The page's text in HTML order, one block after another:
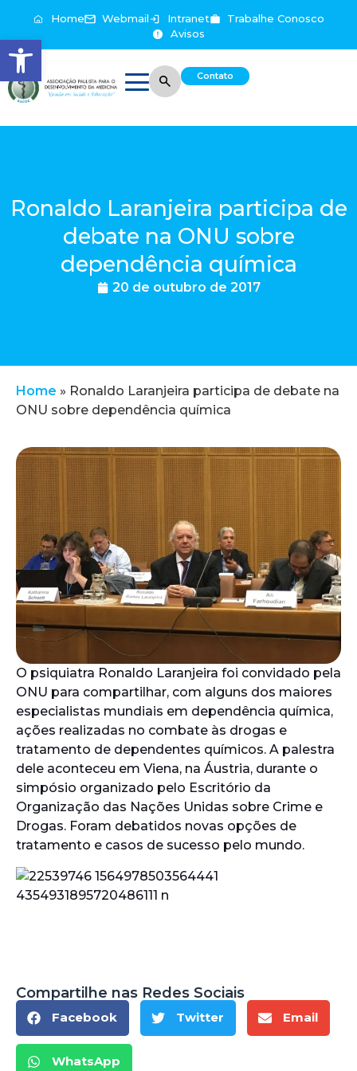
Abrir a barra de ferramentas
Home Webmail Intranet
Trabalhe Conosco
Avisos
Contato
Ronaldo Laranjeira participa de
debate na ONU sobre
dependência química
20 de outubro de 2017
Home » Ronaldo Laranjeira participa de debate na
ONU sobre dependência química
O psiquiatra Ronaldo Laranjeira foi convidado pela
ONU para compartilhar, com alguns dos maiores
especialistas mundiais em dependência química,
ações realizadas no combate às drogas e
tratamento de dependentes químicos. A palestra
dele aconteceu em Viena, na Áustria, durante o
simpósio organizado pelo Escritório da
Organização das Nações Unidas sobre Crime e
Drogas. Foram debatidos novas opções de
tratamento e casos de sucesso pelo mundo.
Compartilhe nas Redes Sociais
Facebook Twitter Email
WhatsApp